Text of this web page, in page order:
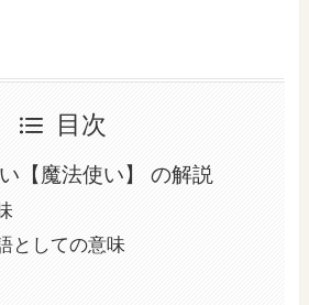
目次
【魔法使い】 の解説
としての意味